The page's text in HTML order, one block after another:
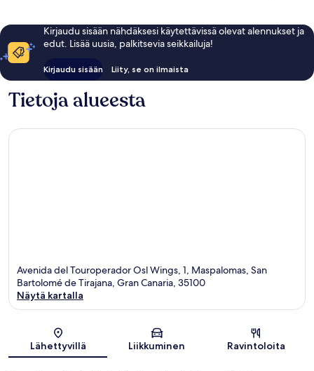
Kirjaudu sisään nähdäksesi käytettävissä olevat alennukset ja
edut. Lisää uusia, palkitsevia seikkailuja!
Kirjaudu sisään Liity, se on ilmaista
Tietoja alueesta
Avenida del Touroperador Osl Wings, 1, Maspalomas, San
Bartolomé de Tirajana, Gran Canaria, 35100
Näytä kartalla
Lähettyvillä Liikkuminen Ravintoloita